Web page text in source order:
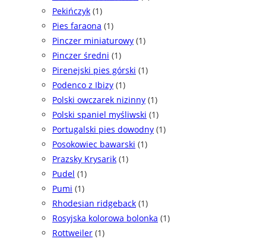
Pekińczyk (1)
Pies faraona (1)
Pinczer miniaturowy (1)
Pinczer średni (1)
Pirenejski pies górski (1)
Podenco z Ibizy (1)
Polski owczarek nizinny (1)
Polski spaniel myśliwski (1)
Portugalski pies dowodny (1)
Posokowiec bawarski (1)
Prazsky Krysarik (1)
Pudel (1)
Pumi (1)
Rhodesian ridgeback (1)
Rosyjska kolorowa bolonka (1)
Rottweiler (1)